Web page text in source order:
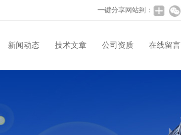
一键分享网站到：
新闻动态 技术文章 公司资质 在线留言